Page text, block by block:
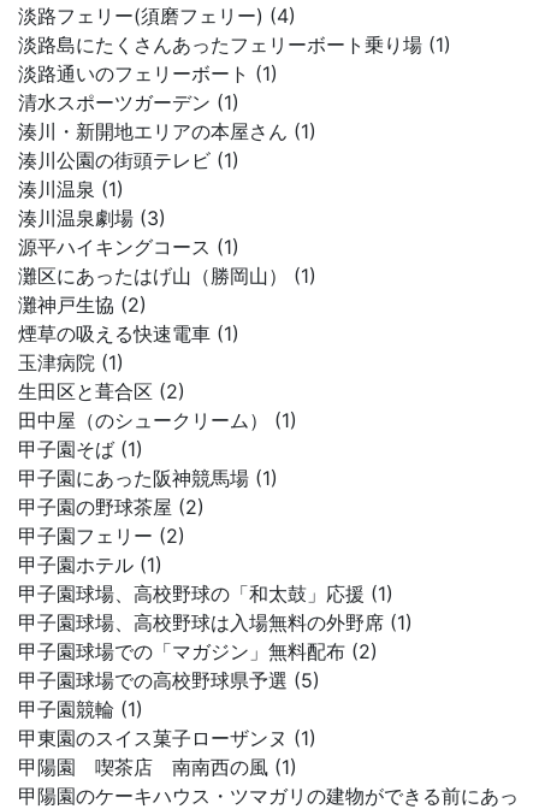
淡路フェリー(須磨フェリー) (4)
淡路島にたくさんあったフェリーボート乗り場 (1)
淡路通いのフェリーボート (1)
清水スポーツガーデン (1)
湊川・新開地エリアの本屋さん (1)
湊川公園の街頭テレビ (1)
湊川温泉 (1)
湊川温泉劇場 (3)
源平ハイキングコース (1)
灘区にあったはげ山（勝岡山） (1)
灘神戸生協 (2)
煙草の吸える快速電車 (1)
玉津病院 (1)
生田区と葺合区 (2)
田中屋（のシュークリーム） (1)
甲子園そば (1)
甲子園にあった阪神競馬場 (1)
甲子園の野球茶屋 (2)
甲子園フェリー (2)
甲子園ホテル (1)
甲子園球場、高校野球の「和太鼓」応援 (1)
甲子園球場、高校野球は入場無料の外野席 (1)
甲子園球場での「マガジン」無料配布 (2)
甲子園球場での高校野球県予選 (5)
甲子園競輪 (1)
甲東園のスイス菓子ローザンヌ (1)
甲陽園 喫茶店 南南西の風 (1)
甲陽園のケーキハウス・ツマガリの建物ができる前にあっ